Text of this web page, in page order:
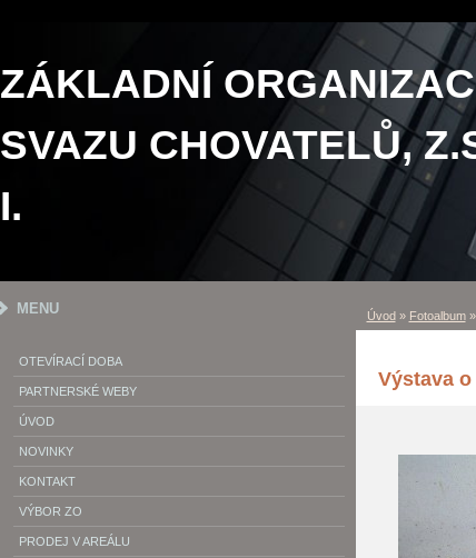
ZÁKLADNÍ
SVAZU CHOVATELŮ,
I.
Úvod» Fotoalbum»
Výstava
MENU
OTEVÍRACÍ DOBA
PARTNERSKÉ WEBY
ÚVOD
NOVINKY
KONTAKT
VÝBOR ZO
PRODEJ V AREÁLU